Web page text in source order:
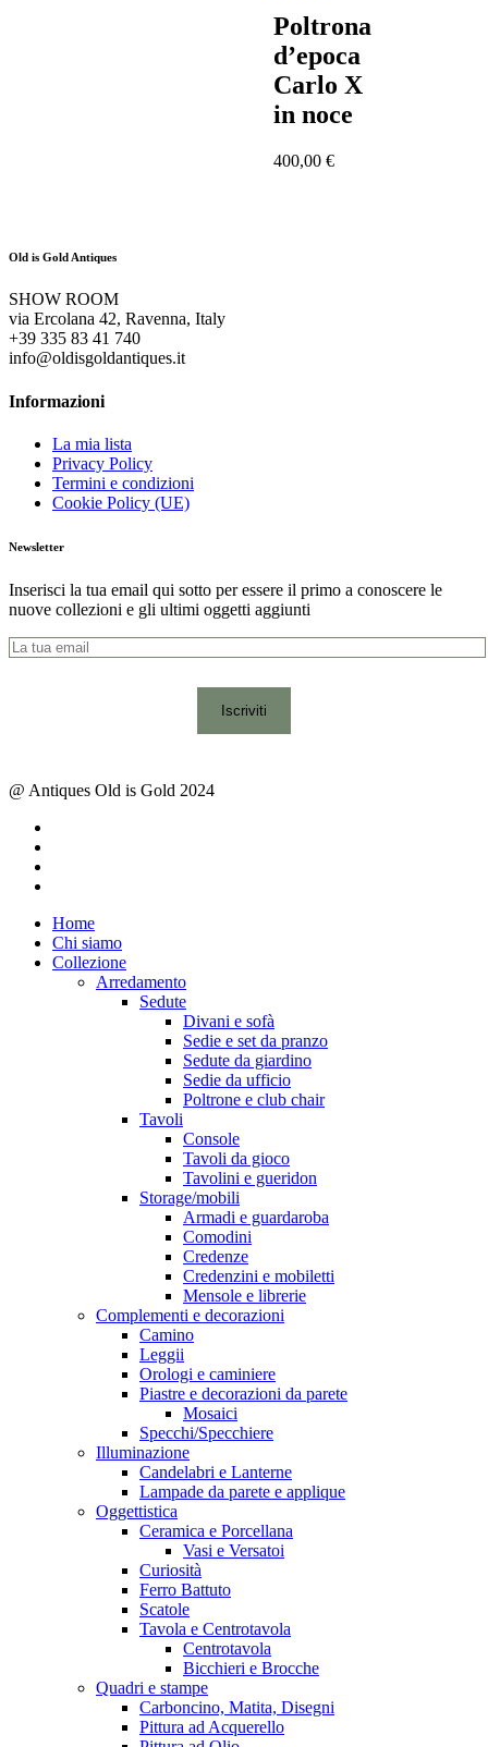
Poltrona
d’epoca
Carlo X
in noce
400,00 €
Old is Gold Antiques
SHOW ROOM
via Ercolana 42, Ravenna, Italy
+39 335 83 41 740
info@oldisgoldantiques.it
Informazioni
La mia lista
Privacy Policy
Termini e condizioni
Cookie Policy (UE)
Newsletter
Inserisci la tua email qui sotto per essere il primo a conoscere le
nuove collezioni e gli ultimi oggetti aggiunti
@ Antiques Old is Gold 2024
Close
Menu
Home
Chi siamo
Collezione
Arredamento
Sedute
Divani e sofà
Sedie e set da pranzo
Sedute da giardino
Sedie da ufficio
Poltrone e club chair
Tavoli
Console
Tavoli da gioco
Tavolini e gueridon
Storage/mobili
Armadi e guardaroba
Comodini
Credenze
Credenzini e mobiletti
Mensole e librerie
Complementi e decorazioni
Camino
Leggii
Orologi e caminiere
Piastre e decorazioni da parete
Mosaici
Specchi/Specchiere
Illuminazione
Candelabri e Lanterne
Lampade da parete e applique
Oggettistica
Ceramica e Porcellana
Vasi e Versatoi
Curiosità
Ferro Battuto
Scatole
Tavola e Centrotavola
Centrotavola
Bicchieri e Brocche
Quadri e stampe
Carboncino, Matita, Disegni
Pittura ad Acquerello